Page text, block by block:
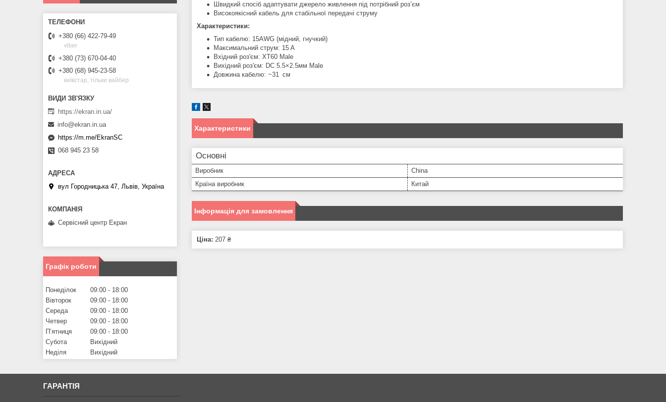
Швидкий спосіб адаптувати джерело живлення під потрібний роз’єм
Високоякісний кабель для стабільної передачі струму
Характеристики:
Тип кабелю: 15AWG (мідний, гнучкий)
Максимальний струм: 15 А
Вхідний роз'єм: XT60 Male
Вихідний роз'єм: DC 5.5×2.5мм Male
Довжина кабелю: ~31 см
Характеристики
Основні
Виробник
China
Країна виробник
Китай
Інформація для замовлення
Ціна: 207 ₴
+380 (66) 422-79-49
viber
+380 (73) 670-04-40
+380 (68) 945-23-58
київстар, тільки вайбер
https://ekran.in.ua/
info@ekran.in.ua
https://m.me/EkranSC
068 945 23 58
вул Городницька 47, Львів, Україна
Сервісний центр Екран
Графік роботи
Понеділок 09:00
18:00
Вівторок
09:00
18:00
Середа
09:00
18:00
Четвер
09:00
18:00
Пʼятниця
09:00
18:00
Субота
Вихідний
Неділя
Вихідний
ГАРАНТІЯ